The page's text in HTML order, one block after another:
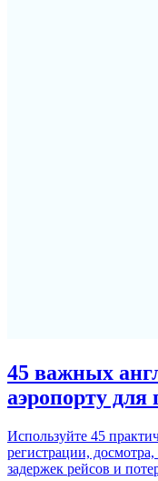
45 важных
аэропорту
Используйте 45
регистрации,
задержек рейсов и